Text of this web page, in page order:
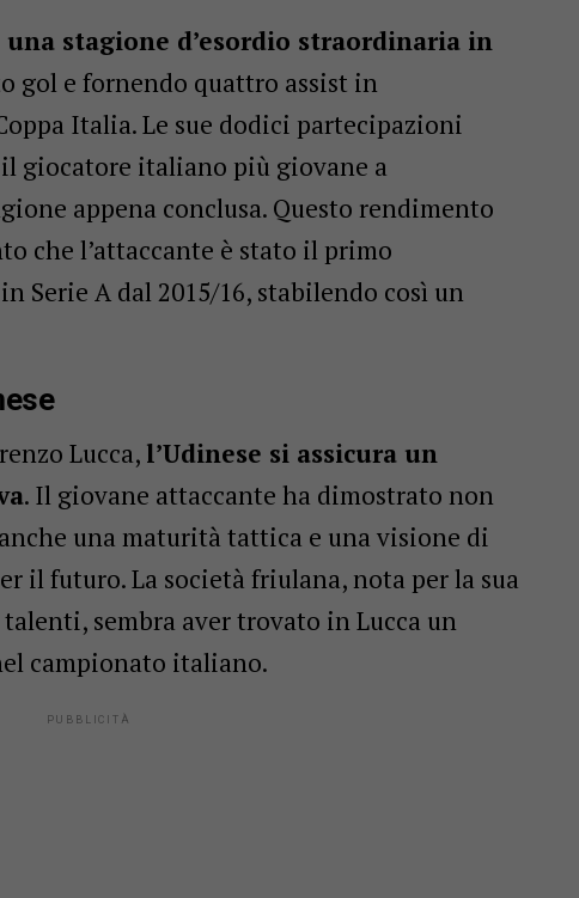
stagione d’esordio straordinaria in
gol e fornendo quattro assist in
Italia. Le sue dodici partecipazioni
giocatore italiano più giovane a
appena conclusa. Questo rendimento
che l’attaccante è stato il primo
Serie A dal 2015/16, stabilendo così un
Lucca, l’Udinese si assicura un
. Il giovane attaccante ha dimostrato non
una maturità tattica e una visione di
il futuro. La società friulana, nota per la sua
sembra aver trovato in Lucca un
campionato italiano.